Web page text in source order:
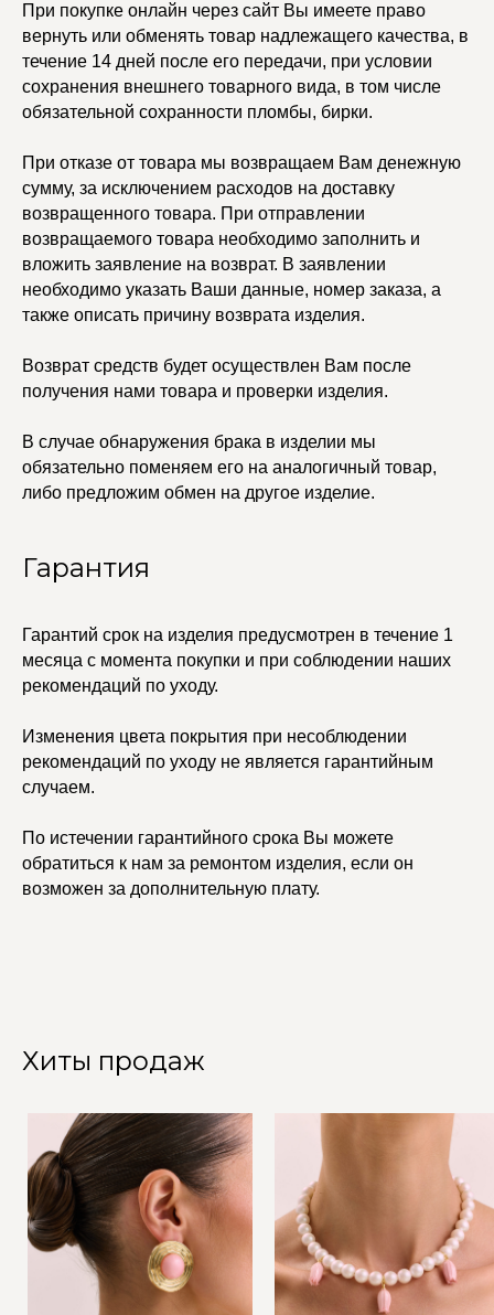
При покупке онлайн через сайт Вы имеете право
вернуть или обменять товар надлежащего качества, в
течение 14 дней после его передачи, при условии
сохранения внешнего товарного вида, в том числе
обязательной сохранности пломбы, бирки.
При отказе от товара мы возвращаем Вам денежную
сумму, за исключением расходов на доставку
возвращенного товара. При отправлении
возвращаемого товара необходимо заполнить и
вложить заявление на возврат. В заявлении
необходимо указать Ваши данные, номер заказа, а
также описать причину возврата изделия.
Возврат средств будет осуществлен Вам после
получения нами товара и проверки изделия.
В случае обнаружения брака в изделии мы
обязательно поменяем его на аналогичный товар,
либо предложим обмен на другое изделие.
Гарантия
Гарантий срок на изделия предусмотрен в течение 1
месяца с момента покупки и при соблюдении наших
рекомендаций по уходу.
Изменения цвета покрытия при несоблюдении
рекомендаций по уходу не является гарантийным
случаем.
По истечении гарантийного срока Вы можете
обратиться к нам за ремонтом изделия, если он
возможен за дополнительную плату.
Хиты продаж
В ПОДАРОК
УЧАСТВУЙТЕ В НАШЕЙ
СИСТЕМЕ ЛОЯЛЬНОСТИ
Сеты
Доставка и оплата
© 2021-2025 Edalinjewelry. Все права защищены.
КАТАЛОГ
Бодичейны
УСЛУГИ
Стилист на связи
Политика
конфиденциальности
ПОКУПАТЕЛЯМ
Кольца
Колье
Каффы
Ремни
Изделия на заказ
Упаковка
Магазины
что по любви
Регистрация